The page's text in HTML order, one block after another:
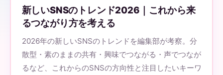
新しいSNSのトレンド2026｜これから来
るつながり方を考える
2026年の新しいSNSのトレンドを編集部が考察。分
散型・素のままの共有・興味でつながる・声でつなが
るなど、これからのSNSの方向性と注目したいキーワ